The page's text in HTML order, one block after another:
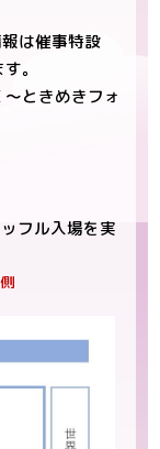
は催事特設
。
～ときめきフォ
フル入場を実